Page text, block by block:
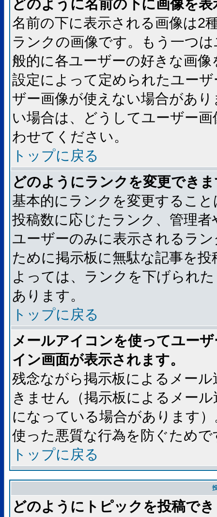
どのように名前の下に画像を
名前の下に表示される画像は2
ランクの画像です。もう一つ
般的に各ユーザーの好きな画
設定によって定められたユー
ザー画像が使えない場合があ
い場合は、どうしてユーザー
わせてください。
トップに戻る
どのようにランクを変更でき
基本的にランクを変更するこ
投稿数に応じたランク、管理
ユーザーのみに表示されるラ
ために掲示板に無駄な記事を
よっては、ランクを下げられ
あります。
トップに戻る
メールアイコンを使ってユー
イン画面が表示されます。
残念ながら掲示板によるメー
きません（掲示板によるメー
になっている場合があります
使った悪質な行為を防ぐためで
トップに戻る
どのようにトピックを投稿で